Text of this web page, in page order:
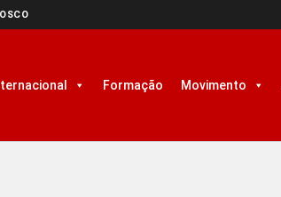
Formação Movimento